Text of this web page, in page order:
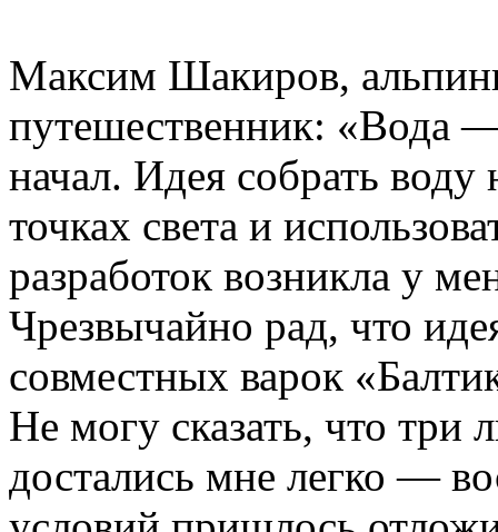
Максим Шакиров,
путешественник: «Вода
начал. Идея собрать
точках света и
разработок возникла у
Чрезвычайно рад, что
совместных варок
Не могу сказать, что три
достались мне легко —